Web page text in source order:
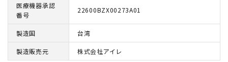
医療機器承認
番号
22600BZX00273A01
製造国 台湾
製造販売元 株式会社アイレ